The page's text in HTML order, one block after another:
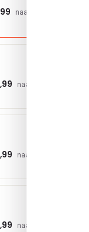
naar shop →
naar shop →
naar shop →
naar shop →